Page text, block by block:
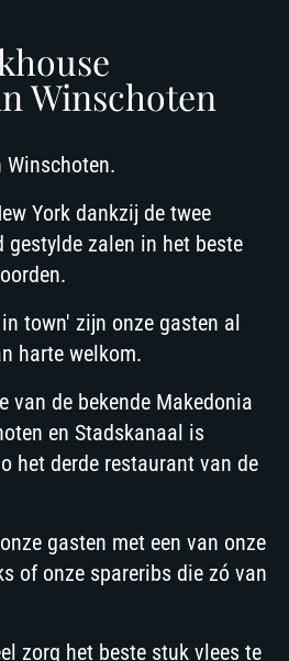
Winschoten
Winschoten.
York dankzij de twee
gestylde zalen in het beste
town' zijn onze gasten al
harte welkom.
van de bekende Makedonia
en Stadskanaal is
het derde restaurant van de
gasten met een van onze
of onze spareribs die zó van
zorg het beste stuk vlees te